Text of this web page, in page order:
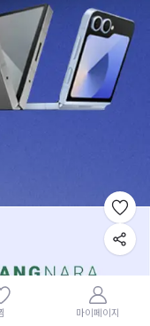
마이페이지